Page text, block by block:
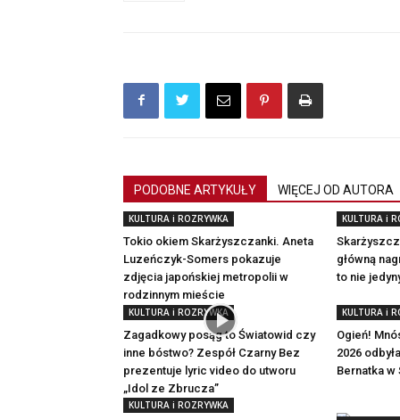
PODOBNE ARTYKUŁY WIĘCEJ OD AUTORA
KULTURA i ROZRYWKA
Tokio okiem Skarżyszczanki. Aneta
Luzeńczyk-Somers pokazuje
zdjęcia japońskiej metropolii w
rodzinnym mieście
KULTURA i
główną
to nie
KULTURA i ROZRYWKA
Zagadkowy posąg to Światowid czy
inne bóstwo? Zespół Czarny Bez
prezentuje lyric video do utworu
„Idol ze Zbrucza”
KULTURA i
Ogień!
2026
Bernatka w
KULTURA i ROZRYWKA